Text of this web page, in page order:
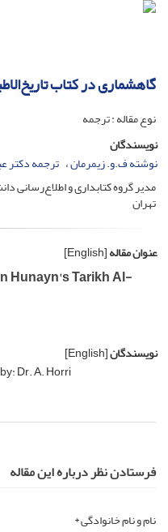
گاهشماری در کتاب
نوع مقاله : ترجمه
نویسندگان
نوشته ف.و. زیمرمان ترجمه دکتر
مدیر گروه کتابداری و اطلاع‌رسانی
تهران
عنوان مقاله[English]
Hunayn's Tarikh Al-
نویسندگان[English]
Dr. A. Horri
فرستادن نظر درباره این مقاله
نام و نام خانوادگی *